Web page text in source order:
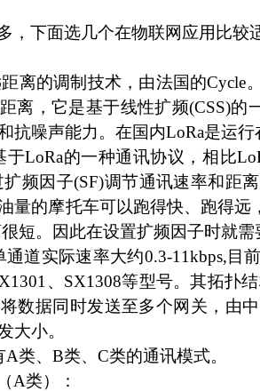
，下面选几个在物联网应用比
离的调制技术，由法国的Cycle
离，它是基于线性扩频(CSS)的
抗噪声能力。在国内LoRa是运行
于LoRa的一种通讯协议，相比
频因子(SF)调节通讯速率和距
量的摩托车可以跑得快、跑得
短。因此在设置扩频因子时就
通道实际速率大约0.3-11kbps, 目
、 SX1308等型号。其拓扑
数据同时发送至多个网关，由
大小。
A类、 B类、 C类的通讯模式。
（A类）：